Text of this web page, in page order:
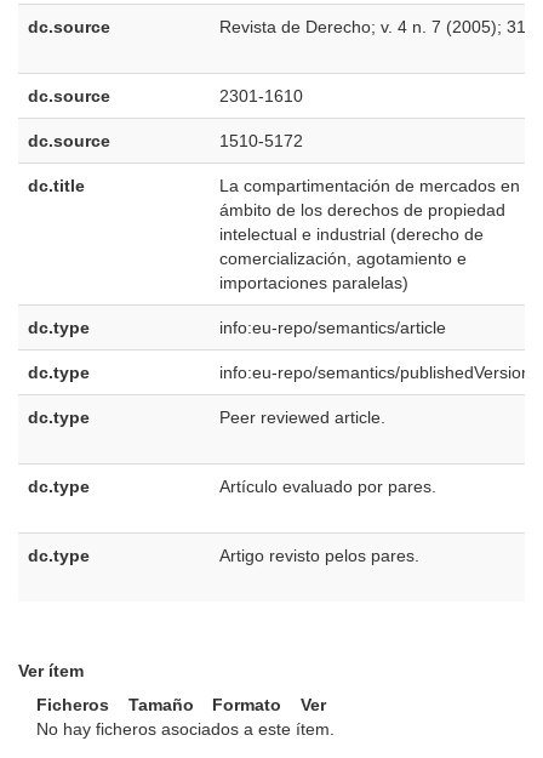
dc.source Revista de Derecho; v. 4 n. 7 (2005); 31-
dc.source 2301-1610
dc.source 1510-5172
dc.title
La compartimentación de mercados en el
ámbito de los derechos de propiedad
intelectual e industrial (derecho de
comercialización, agotamiento e
importaciones paralelas)
dc.type info:eu-repo/semantics/article
dc.type info:eu-repo/semantics/publishedVersion
dc.type Peer reviewed article.
dc.type Artículo evaluado por pares.
dc.type Artigo revisto pelos pares.
Ver ítem
Ficheros
Tamaño Formato
Ver
No hay ficheros asociados a este ítem.